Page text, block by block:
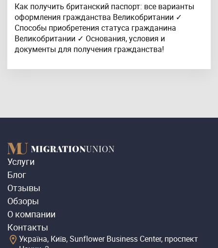
Как получить британский паспорт: все варианты
оформления гражданства Великобритании ✓
Способы приобретения статуса гражданина
Великобритании ✓ Основания, условия и
документы для получения гражданства!
Услуги
Блог
Отзывы
Обзоры
О компании
Контакты
Україна, Київ, Sunflower Business Center, проспект